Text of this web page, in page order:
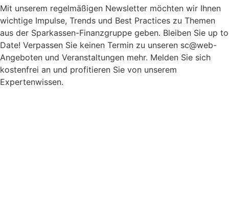
Mit unserem regelmäßigen Newsletter möchten wir Ihnen
wichtige Impulse, Trends und Best Practices zu Themen
aus der Sparkassen-Finanzgruppe geben. Bleiben Sie up to
Date! Verpassen Sie keinen Termin zu unseren sc@web-
Angeboten und Veranstaltungen mehr. Melden Sie sich
kostenfrei an und profitieren Sie von unserem
Expertenwissen.